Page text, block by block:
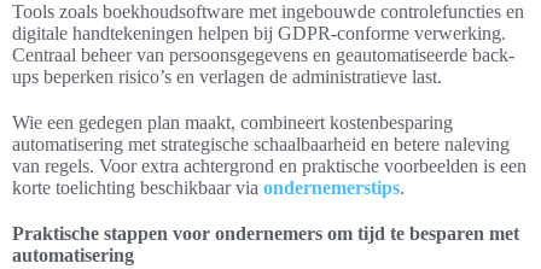
Tools zoals boekhoudsoftware met ingebouwde controlefuncties en
digitale handtekeningen helpen bij GDPR-conforme verwerking.
Centraal beheer van persoonsgegevens en geautomatiseerde back-
ups beperken risico’s en verlagen de administratieve last.
Wie een gedegen plan maakt, combineert kostenbesparing
automatisering met strategische schaalbaarheid en betere naleving
van regels. Voor extra achtergrond en praktische voorbeelden is een
korte toelichting beschikbaar via ondernemerstips.
Praktische stappen voor ondernemers om tijd te besparen met
automatisering